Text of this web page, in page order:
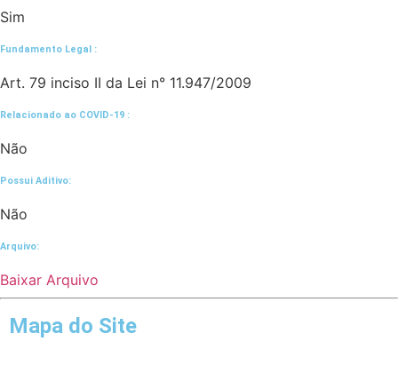
Sim
Fundamento Legal :​
Art. 79 inciso II da Lei n° 11.947/2009
Relacionado ao COVID-19 :​
Não
Possui Aditivo:​
Não
Arquivo:
Baixar Arquivo
Mapa do Site